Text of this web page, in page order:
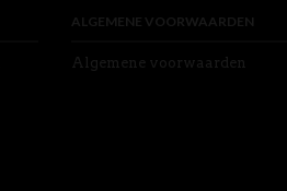
ALGEMENE VOORWAARDEN
Algemene voorwaarden